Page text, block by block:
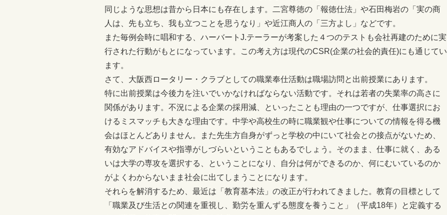
同じような思想は昔から日本にも存在します。二宮尊徳の「報徳仕法」や石田梅岩の「実の商
人は、先も立ち、我も立つことを思うなり」や近江商人の「三方よし」などです。
また毎例会時に唱和する、ハーバートJ.テーラーが考案した４つのテストも会社再建のために実
行された行動がもとになっています。この考え方は現代のCSR(企業の社会的責任)にも通じてい
ます。
さて、大阪西ロータリー・クラブとしての職業奉仕活動は職場訪問と出前授業にあります。
特に出前授業は今後力を注いでいかなければならない活動です。それは若者の失業率の高さに
関係があります。不況による企業の採用減、といったことも理由の一つですが、仕事選択にお
けるミスマッチも大きな理由です。中学や高校生の時に職業観や仕事についての情報を得る機
会はほとんどありません。また先生方自身がずっと学校の中にいて社会との接点がないため、
有効なアドバイスや指導がしづらいということもあるでしょう。そのまま、仕事に就く、ある
いは大学の専攻を選択する、ということになり、自分は何ができるのか、何にむいているのか
がよくわからないまま社会に出てしまうことになります。
それらを解消するため、最近は「教育基本法」の改正が行われてきました。教育の目標として
「職業及び生活との関連を重視し、勤労を重んずる態度を養うこと」（平成18年）と定義する